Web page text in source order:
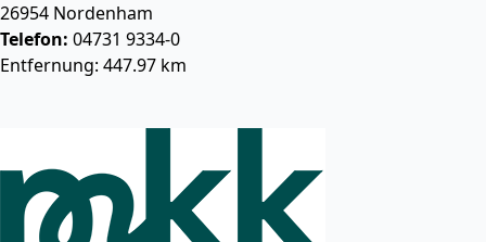
26954 Nordenham
Telefon: 04731 9334-0
Entfernung: 447.97 km